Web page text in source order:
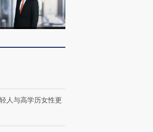
活方式·第三对
【商旅对话】华住集团
住三大增长引擎是什么？
人与高学历女性更